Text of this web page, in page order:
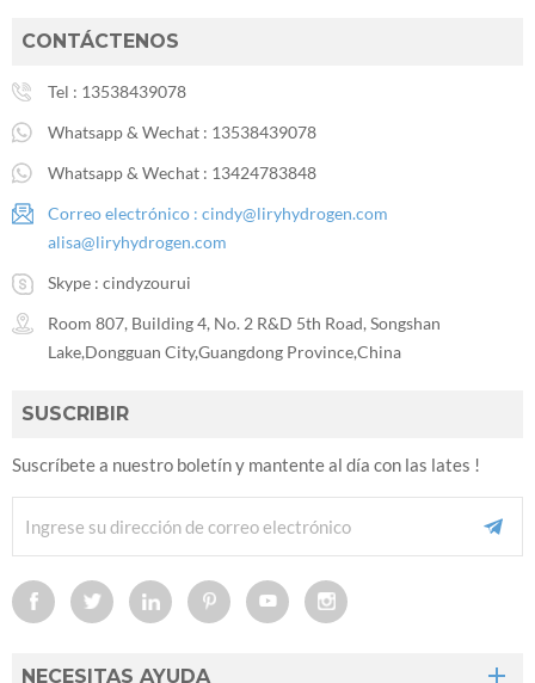
CONTÁCTENOS
Tel : 13538439078
Whatsapp & Wechat : 13538439078
Whatsapp & Wechat : 13424783848
Correo electrónico : cindy@liryhydrogen.com
alisa@liryhydrogen.com
Skype : cindyzourui
Room 807, Building 4, No. 2 R&D 5th Road, Songshan
Lake,Dongguan City,Guangdong Province,China
SUSCRIBIR
Suscríbete a nuestro boletín y mantente al día con las lates !
NECESITAS AYUDA